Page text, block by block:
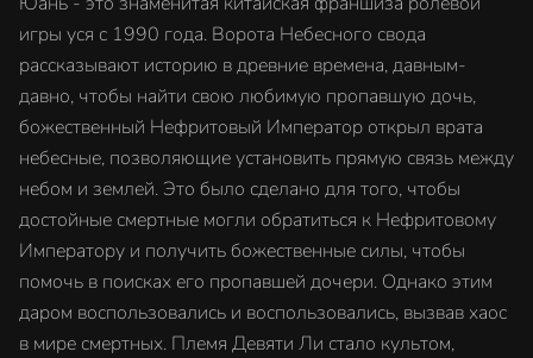
игры уся с 1990 года. Ворота Небесного свода
рассказывают историю в древние времена, давным-
давно, чтобы найти свою любимую пропавшую дочь,
божественный Нефритовый Император открыл врата
небесные, позволяющие установить прямую связь между
небом и землей. Это было сделано для того, чтобы
достойные смертные могли обратиться к Нефритовому
Императору и получить божественные силы, чтобы
помочь в поисках его пропавшей дочери. Однако этим
даром воспользовались и воспользовались, вызвав хаос
в мире смертных. Племя Девяти Ли стало культом,